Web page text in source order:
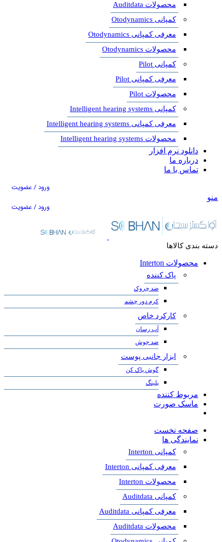
محصولات Auditdata
کمپانی Otodynamics
معرفی کمپانی Otodynamics
محصولات Otodynamics
کمپانی Pilot
معرفی کمپانی Pilot
محصولات Pilot
کمپانی Intelligent hearing systems
معرفی کمپانی Intelligent hearing systems
محصولات Intelligent hearing systems
دانلود نرم افزار
درباره ما
تماس با ما
ورود / عضویت
منو
ورود / عضویت
دسته بندی کالاها
محصولات Interton
پاک کننده
ضد چروک
کرم دور چشم
کارکرد خاص
آب رسان
ضد جوش
ابزار جانبی پوست
گوش پاک کن
پلینگ
مربوط کننده
ماسک صورت
صفحه نخست
نمایندگی ها
کمپانی Interton
معرفی کمپانی Interton
محصولات Interton
کمپانی Auditdata
معرفی کمپانی Auditdata
محصولات Auditdata